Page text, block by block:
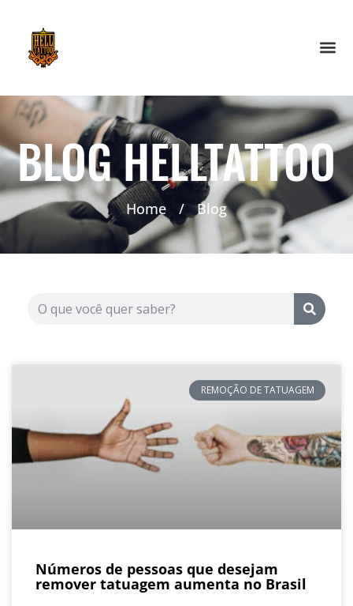
BLOG HELLTATTOO
Home / Blog
REMOÇÃO DE TATUAGEM
Números de pessoas que desejam
remover tatuagem aumenta no Brasil